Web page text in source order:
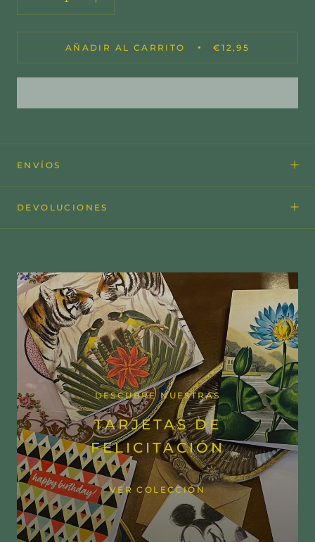
AÑADIR AL CARRITO €12,95
ENVÍOS
DEVOLUCIONES
DESCUBRE NUESTRAS
TARJETAS DE
FELICITACIÓN
VER COLECCIÓN